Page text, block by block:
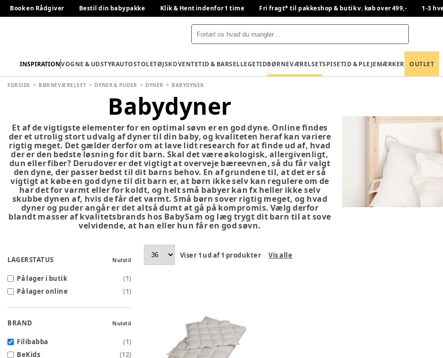
Book en Rådgiver Bestil din babypakke Klik & Hent indenfor 1 time Fri fragt* til pakkeshop & butik v. køb over 499,- 1-3
INSPIRATIONVOGNE & UDSTYRAUTOSTOLETØJSKOVENTETID & BARSELLEGETIDBØRNEVÆRELSETSPISETID & PLEJEMÆRKER OUTLET
FORSIDE BØRNEVÆRELSET DYNER & PUDER DYNER BABYDYNER
Babydyner
Et af de vigtigste elementer for en optimal søvn er en god dyne. Online findes
der et utrolig stort udvalg af dyner til din baby, og kvaliteten heraf kan variere
rigtig meget. Det gælder derfor om at lave lidt research for at finde ud af, hvad
der er den bedste løsning for dit barn. Skal det være økologisk, allergivenligt,
dun eller fiber? Derudover er det vigtigt at overveje bæreevnen, så du får valgt
den dyne, der passer bedst til dit barns behov. En af grundene til, at det er så
vigtigt at købe en god dyne til dit barn er, at børn ikke selv kan regulere om de
har det for varmt eller for koldt, og helt små babyer kan fx heller ikke selv
skubbe dynen af, hvis de får det varmt. Små børn sover rigtig meget, og hvad
dyner og puder angår er det altså dumt at gå på kompromis. Vælg derfor
blandt masser af kvalitetsbrands hos BabySam og læg trygt dit barn til at sove
velvidende, at han eller hun får en god søvn.
LAGERSTATUS Nulstil
På lager i butik (1)
På lager online
(1)
BRAND Nulstil
Filibabba (1)
BeKids
(12)
Viser 1 ud af1 produkter Vis alle